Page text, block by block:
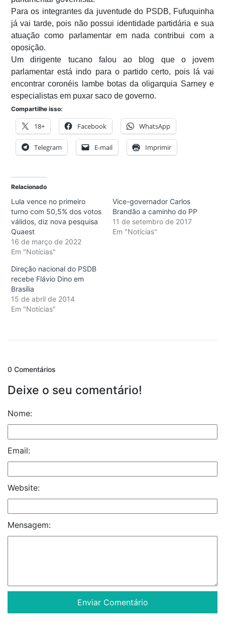
Para os integrantes da juventude do PSDB, Fufuquinha
já vai tarde, pois não possui identidade partidária e sua
atuação como parlamentar em nada contribui com a
oposição.
Um dirigente tucano falou ao blog que o jovem
parlamentar está indo para o partido certo, pois lá vai
encontrar coronéis lambe botas da oligarquia Sarney e
especialistas em puxar saco de governo.
Compartilhe isso:
18+ Facebook WhatsApp
Telegram E-mail Imprimir
Relacionado
Lula vence no primeiro
turno com 50,5% dos votos
válidos, diz nova pesquisa
Quaest
16 de março de 2022
Em "Notícias"
Vice-governador Carlos
Brandão a caminho do PP
11 de setembro de 2017
Em "Notícias"
Direção nacional do PSDB
recebe Flávio Dino em
Brasília
15 de abril de 2014
Em "Notícias"
0 Comentários
Deixe o seu comentário!
Nome:
Email:
Website:
Mensagem: